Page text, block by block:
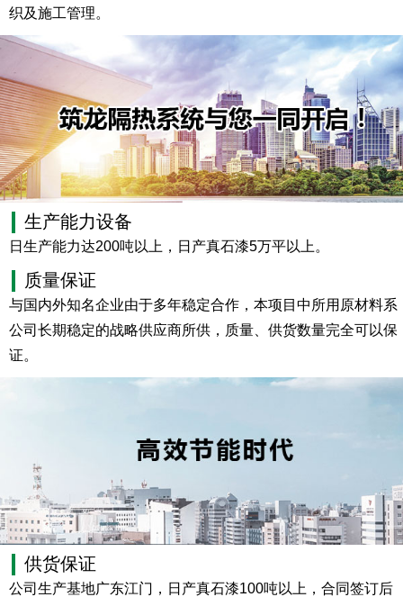
织及施工管理。
生产能力设备
日生产能力达200吨以上，日产真石漆5万平以上。
质量保证
与国内外知名企业由于多年稳定合作，本项目中所用原材料系
公司长期稳定的战略供应商所供，质量、供货数量完全可以保
证。
供货保证
公司生产基地广东江门，日产真石漆100吨以上，合同签订后